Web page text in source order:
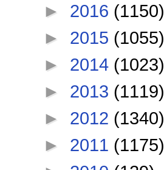
► 2016 (1150)
► 2015 (1055)
► 2014 (1023)
► 2013 (1119)
► 2012 (1340)
► 2011 (1175)